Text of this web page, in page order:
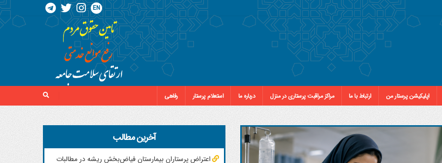
EN
اپلیکیشن پرستار من ارتباط با ما مراکز مراقبت پرستاری در منزل درباره ما استعلام پرستار رفاهی
آخرین مطالب
اعتراض پرستاران بیمارستان فیاض‌بخش ریشه در مطالبات